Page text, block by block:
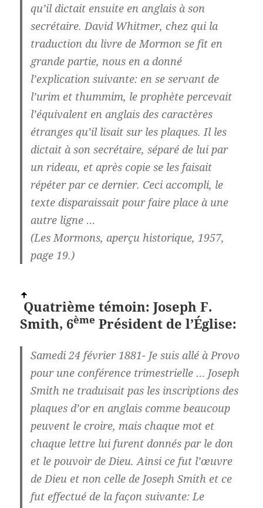
qu’il dictait ensuite en anglais à son
secrétaire. David Whitmer, chez qui la
traduction du livre de Mormon se fit en
grande partie, nous en a donné
l’explication suivante: en se servant de
l’urim et thummim, le prophète percevait
l’équivalent en anglais des caractères
étranges qu’il lisait sur les plaques. Il les
dictait à son secrétaire, séparé de lui par
un rideau, et après copie se les faisait
répéter par ce dernier. Ceci accompli, le
texte disparaissait pour faire place à une
autre ligne …
(Les Mormons, aperçu historique, 1957,
page 19.)
Quatrième témoin: Joseph F.
Smith, 6ème Président de l’Église:
Samedi 24 février 1881- Je suis allé à Provo
pour une conférence trimestrielle … Joseph
Smith ne traduisait pas les inscriptions des
plaques d’or en anglais comme beaucoup
peuvent le croire, mais chaque mot et
chaque lettre lui furent donnés par le don
et le pouvoir de Dieu. Ainsi ce fut l’œuvre
de Dieu et non celle de Joseph Smith et ce
fut effectué de la façon suivante: Le